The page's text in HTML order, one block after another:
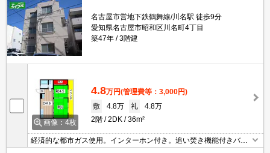
名古屋市営地下鉄鶴舞線/川名駅 徒歩9分
愛知県名古屋市昭和区川名町4丁目
築47年
3階建
画像：4枚
4.8万円(管理費等：3,000円)
敷
4.8万 礼
4.8万
2階
2DK 36m²
経済的な都市ガス使用。インターホン付き。追い焚き機能付きバ